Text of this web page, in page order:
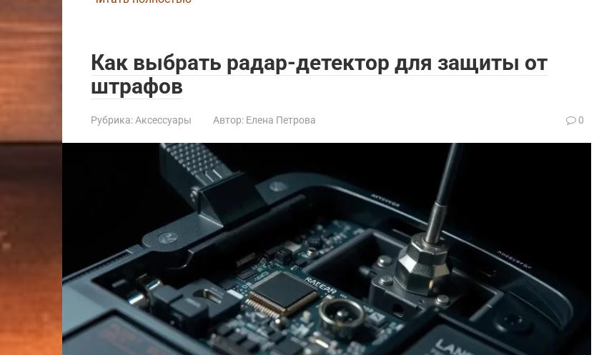
Как выбрать радар-детектор для защиты от
штрафов
Рубрика: Аксессуары Автор: Елена Петрова 0